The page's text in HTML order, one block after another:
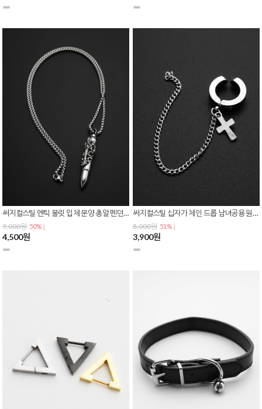
써지컬스틸 엔틱 불릿 입체 문양 총알 펜던트 체인 목걸이 N-0437
9,000원 50% ↓
4,500원
써지컬스틸 십자가 체인 드롭 남녀공용 원터치 링 이어커프 귀찌 E-0617
8,000원 51% ↓
3,900원